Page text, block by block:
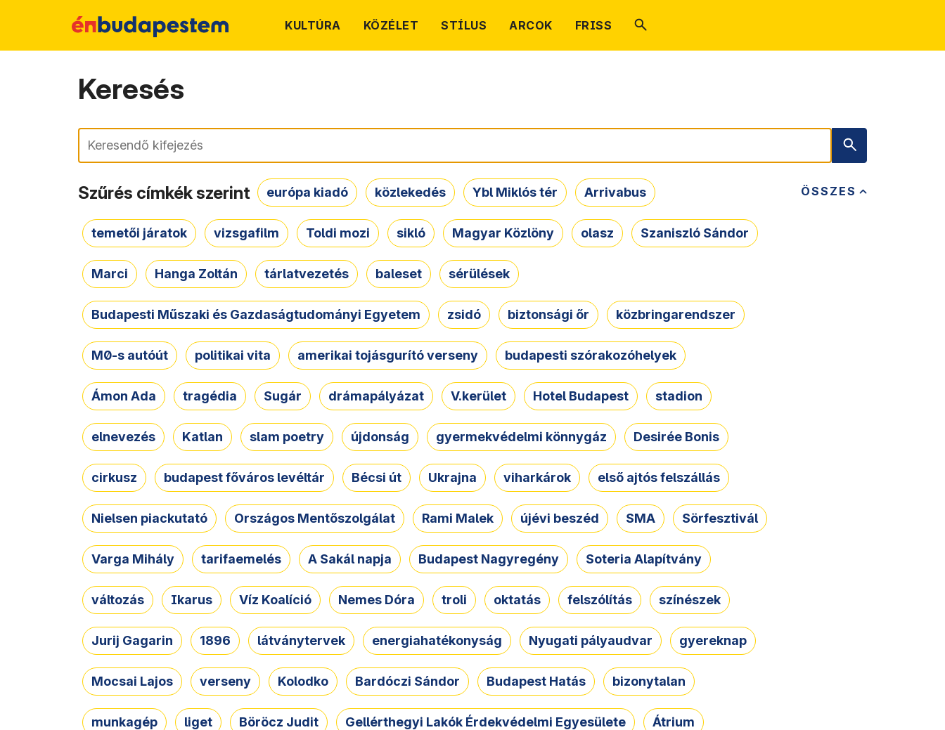
KULTÚRA KÖZÉLET STÍLUS ARCOK FRISS
Keresés
Keresés
ÖSSZES
Szűrés címkék szerint európa kiadó közlekedés Ybl Miklós tér Arrivabus
temetői járatok vizsgafilm Toldi mozi sikló Magyar Közlöny olasz Szaniszló Sándor
Marci Hanga Zoltán tárlatvezetés baleset sérülések
Budapesti Műszaki és Gazdaságtudományi Egyetem zsidó biztonsági őr közbringarendszer
M0-s autóút politikai vita amerikai tojásgurító verseny budapesti szórakozóhelyek
Ámon Ada tragédia Sugár drámapályázat V.kerület Hotel Budapest stadion
elnevezés Katlan slam poetry újdonság gyermekvédelmi könnygáz Desirée Bonis
cirkusz budapest főváros levéltár Bécsi út Ukrajna viharkárok első ajtós felszállás
Nielsen piackutató Országos Mentőszolgálat Rami Malek újévi beszéd SMA Sörfesztivál
Varga Mihály tarifaemelés A Sakál napja Budapest Nagyregény Soteria Alapítvány
változás Ikarus Víz Koalíció Nemes Dóra troli oktatás felszólítás színészek
Jurij Gagarin 1896 látványtervek energiahatékonyság Nyugati pályaudvar gyereknap
Mocsai Lajos verseny Kolodko Bardóczi Sándor Budapest Hatás bizonytalan
munkagép liget Böröcz Judit Gellérthegyi Lakók Érdekvédelmi Egyesülete Átrium